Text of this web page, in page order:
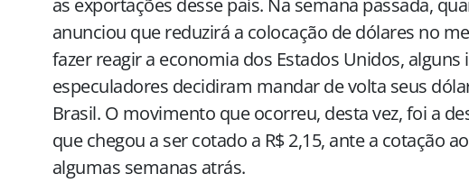
as exportações desse país. Na semana passada,
anunciou que reduzirá a colocação de dólares no
fazer reagir a economia dos Estados Unidos,
especuladores decidiram mandar de volta seus
Brasil. O movimento que ocorreu, desta vez, foi a
que chegou a ser cotado a R$ 2,15, ante a cotação
algumas semanas atrás.